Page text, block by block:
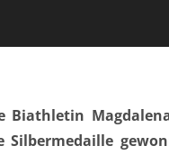
Biathletin